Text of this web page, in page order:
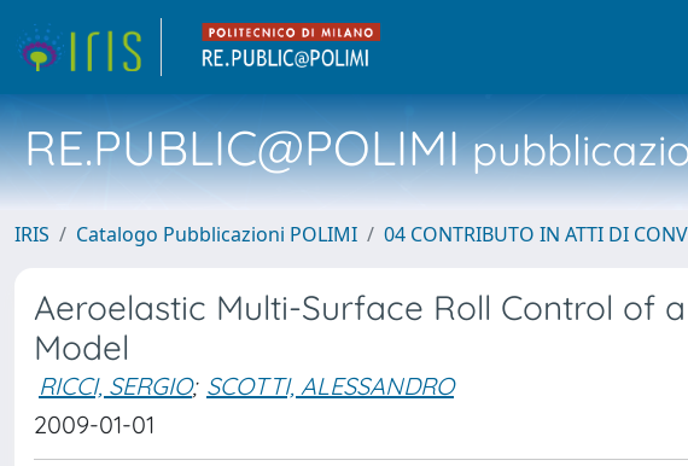
RE.PUBLIC@POLIMI
IRIS Catalogo Pubblicazioni POLIMI 04 CONTRIBUTO IN ATTI DI
Aeroelastic Multi-Surface Roll Control of
Model
RICCI, SERGIO; SCOTTI, ALESSANDRO
2009-01-01